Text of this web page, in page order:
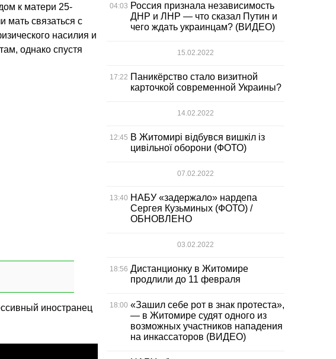
к матери 25-
связаться с
насилия и
однако спустя
иностранец
04:03 Россия признала независимость
ДНР и ЛНР — что сказал Путин и
чего ждать украинцам? (ВИДЕО)
15.02.2022
17:22 Паникёрство стало визитной
карточкой современной Украины?
14.02.2022
12:45 В Житомирі відбувся вишкіл із
цивільної оборони (ФОТО)
07.02.2022
13:40 НАБУ «задержало» нардепа
Сергея Кузьминых (ФОТО) /
ОБНОВЛЕНО
03.02.2022
18:56 Дистанционку в Житомире
продлили до 11 февраля
18:00 «Зашил себе рот в знак протеста»,
— в Житомире судят одного из
возможных участников нападения
на инкассаторов (ВИДЕО)